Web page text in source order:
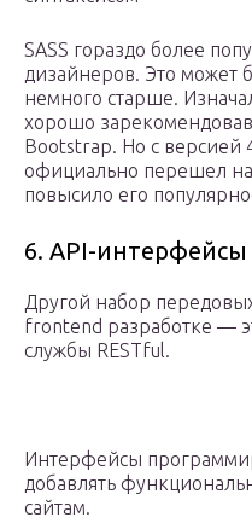
SASS гораздо более
дизайнеров. Это может
немного старше.
хорошо
Bootstrap. Но с версией
официально перешел
повысило его
6. API-
Другой набор
frontend разработке —
службы RESTful.
Интерфейсы
добавлять
сайтам.